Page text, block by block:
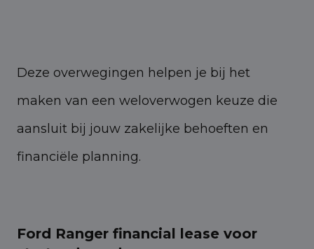
Deze overwegingen helpen je bij het
maken van een weloverwogen keuze die
aansluit bij jouw zakelijke behoeften en
financiële planning.
Ford Ranger financial lease voor